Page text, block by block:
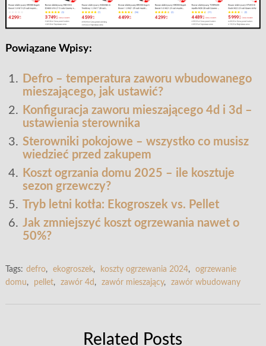
Powiązane Wpisy:
Defro – temperatura zaworu wbudowanego
mieszającego, jak ustawić?
Konfiguracja zaworu mieszającego 4d i 3d –
ustawienia sterownika
Sterowniki pokojowe – wszystko co musisz
wiedzieć przed zakupem
Koszt ogrzania domu 2025 – ile kosztuje
sezon grzewczy?
Tryb letni kotła: Ekogroszek vs. Pellet
Jak zmniejszyć koszt ogrzewania nawet o
50%?
Tags: defro, ekogroszek, koszty ogrzewania 2024,
ogrzewanie
domu, pellet, zawór 4d , zawór mieszający, zawór wbudowany
Related Posts